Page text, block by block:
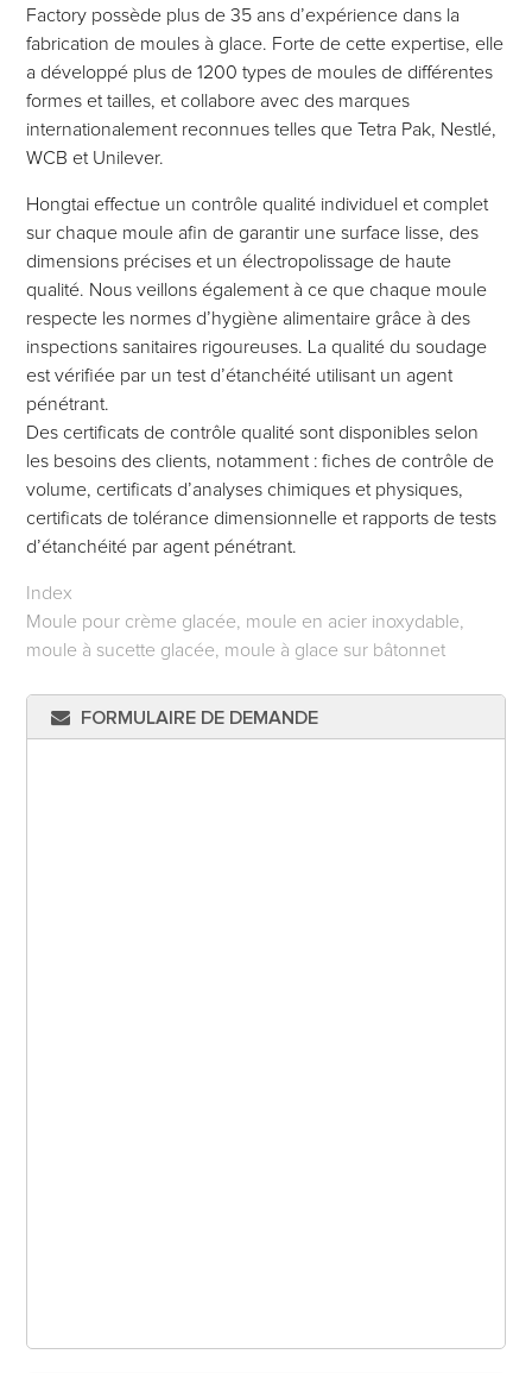
Factory possède plus de 35 ans d’expérience dans la
fabrication de moules à glace. Forte de cette expertise, elle
a développé plus de 1200 types de moules de différentes
formes et tailles, et collabore avec des marques
internationalement reconnues telles que Tetra Pak, Nestlé,
WCB et Unilever.
Hongtai effectue un contrôle qualité individuel et complet
sur chaque moule afin de garantir une surface lisse, des
dimensions précises et un électropolissage de haute
qualité. Nous veillons également à ce que chaque moule
respecte les normes d’hygiène alimentaire grâce à des
inspections sanitaires rigoureuses. La qualité du soudage
est vérifiée par un test d’étanchéité utilisant un agent
pénétrant.
Des certificats de contrôle qualité sont disponibles selon
les besoins des clients, notamment : fiches de contrôle de
volume, certificats d’analyses chimiques et physiques,
certificats de tolérance dimensionnelle et rapports de tests
d’étanchéité par agent pénétrant.
Index
Moule pour crème glacée, moule en acier inoxydable,
moule à sucette glacée, moule à glace sur bâtonnet
FORMULAIRE DE DEMANDE